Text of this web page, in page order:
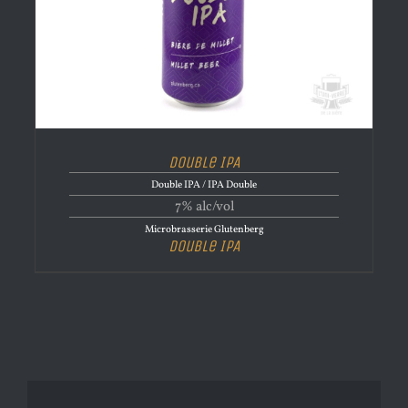
Double IPA
Double IPA / IPA Double
7% alc/vol
Microbrasserie Glutenberg
Double IPA